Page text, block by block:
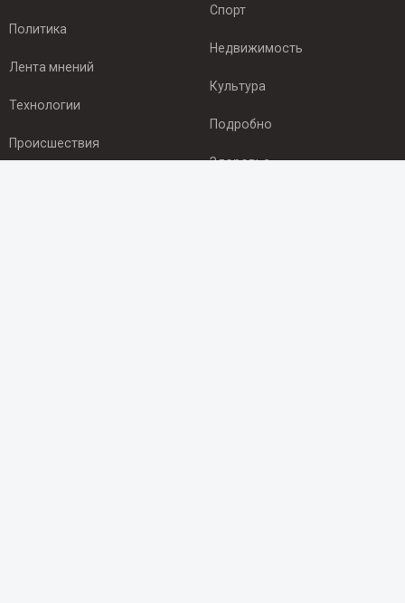
Политика
Лента мнений
Технологии
Происшествия
Спорт
Недвижимость
Культура
Подробно
Здоровье